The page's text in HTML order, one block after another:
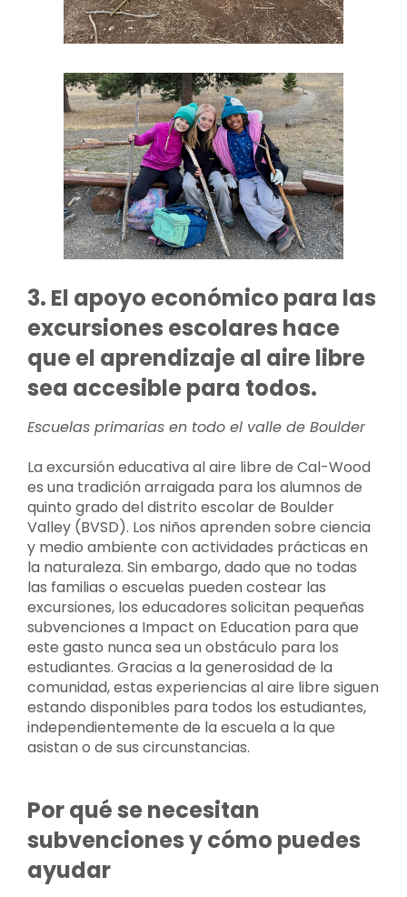
3. El apoyo económico para las
excursiones escolares hace
que el aprendizaje al aire libre
sea accesible para todos.
Escuelas primarias en todo el valle de Boulder
La excursión educativa al aire libre de Cal-Wood
es una tradición arraigada para los alumnos de
quinto grado del distrito escolar de Boulder
Valley (BVSD). Los niños aprenden sobre ciencia
y medio ambiente con actividades prácticas en
la naturaleza. Sin embargo, dado que no todas
las familias o escuelas pueden costear las
excursiones, los educadores solicitan pequeñas
subvenciones a Impact on Education para que
este gasto nunca sea un obstáculo para los
estudiantes. Gracias a la generosidad de la
comunidad, estas experiencias al aire libre siguen
estando disponibles para todos los estudiantes,
independientemente de la escuela a la que
asistan o de sus circunstancias.
Por qué se necesitan
subvenciones y cómo puedes
ayudar